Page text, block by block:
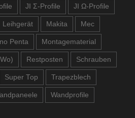
JI Σ-Profile JI Ω-Profile
Leihgerät Makita Mec
Penta Montagematerial
Restposten Schrauben
Super Top Trapezblech
Wandprofile